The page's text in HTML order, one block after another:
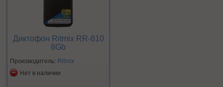
Диктофон Ritmix RR-810
8Gb
Производитель: Ritmix
Нет в наличии